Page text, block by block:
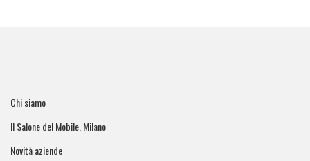
Chi siamo
Il Salone del Mobile. Milano
Novità aziende